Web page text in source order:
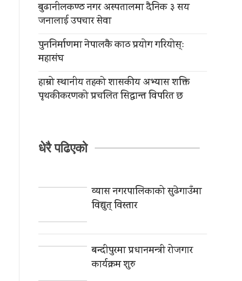
बुढानीलकण्ठ नगर अस्पतालमा दैनिक ३ सय
जनालाई उपचार सेवा
पुननिर्माणमा नेपालकै काठ प्रयोग गरियोस्ः
महासंघ
हाम्रो स्थानीय तहको शासकीय अभ्यास शक्ति
पृथकीकरणको प्रचलित सिद्धान्त विपरित छ
धेरै पढिएको
व्यास नगरपालिकाको सुढेगाउँमा
विद्युत् विस्तार
बन्दीपुरमा प्रधानमन्त्री रोजगार
कार्यक्रम शुरु